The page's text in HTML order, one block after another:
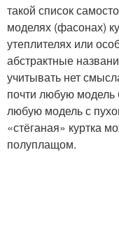
такой список
моделях (фасонах)
утеплителях или
абстрактные
учитывать нет
почти любую модель
любую модель с
«стёганая» куртка
полуплащом.